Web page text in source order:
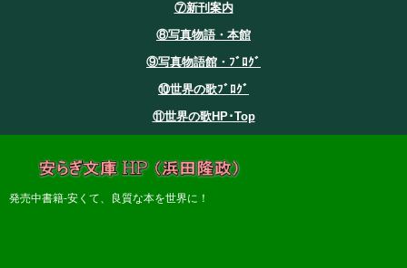
⑦新刊案内
⑧写真物語・本館
⑨写真物語館・ﾌﾞﾛｸﾞ
⑩世界の歌ﾌﾞﾛｸﾞ
⑪世界の歌HP･Top
安らぎ文庫・発売中書籍
発売中書籍-安くて、良質な本を世界に！